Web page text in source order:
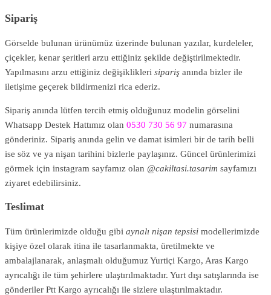
Sipariş
Görselde bulunan ürünümüz üzerinde bulunan yazılar, kurdeleler,
çiçekler, kenar şeritleri arzu ettiğiniz şekilde değiştirilmektedir.
Yapılmasını arzu ettiğiniz değişiklikleri sipariş anında bizler ile
iletişime geçerek bildirmenizi rica ederiz.
Sipariş anında lütfen tercih etmiş olduğunuz modelin görselini
Whatsapp Destek Hattımız olan 0530 730 56 97 numarasına
gönderiniz. Sipariş anında gelin ve damat isimleri bir de tarih belli
ise söz ve ya nişan tarihini bizlerle paylaşınız. Güncel ürünlerimizi
görmek için instagram sayfamız olan @cakiltasi.tasarim sayfamızı
ziyaret edebilirsiniz.
Teslimat
Tüm ürünlerimizde olduğu gibi aynalı nişan tepsisi modellerimizde
kişiye özel olarak itina ile tasarlanmakta, üretilmekte ve
ambalajlanarak, anlaşmalı olduğumuz Yurtiçi Kargo, Aras Kargo
ayrıcalığı ile tüm şehirlere ulaştırılmaktadır. Yurt dışı satışlarında ise
gönderiler Ptt Kargo ayrıcalığı ile sizlere ulaştırılmaktadır.